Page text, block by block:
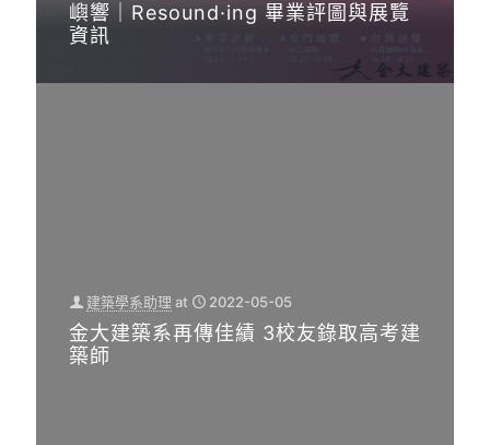
嶼響｜Resound·ing 畢業評圖與展覽
資訊
建築學系助理 at 2022-05-05
金大建築系再傳佳績 3校友錄取高考建
築師